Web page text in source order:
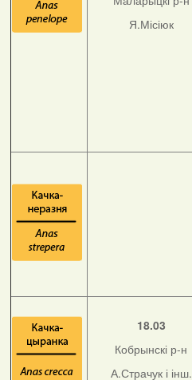
Я.Місіюк
18.03
Кобрынскі р-н
А.Страчук і інш.